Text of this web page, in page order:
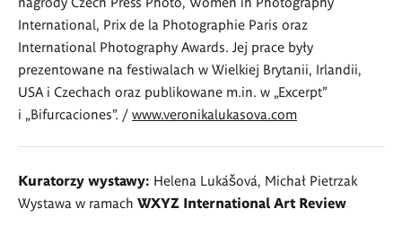
International, Prix de la Photographie Paris oraz
International Photography Awards. Jej prace były
prezentowane na festiwalach w Wielkiej Brytanii, Irlandii,
USA i Czechach oraz publikowane m.in. w „Excerpt”
i „Bifurcaciones”. / www.veronikalukasova.com
Kuratorzy wystawy: Helena Lukášová, Michał Pietrzak
Wystawa w ramach WXYZ International Art Review